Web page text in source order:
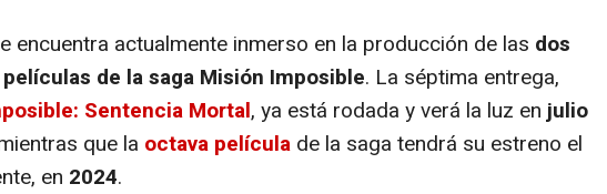
encuentra actualmente inmerso en la producción de las dos
de la saga Misión Imposible. La séptima entrega,
Sentencia Mortal, ya está rodada y verá la luz en julio
que la octava película de la saga tendrá su estreno el
en 2024.